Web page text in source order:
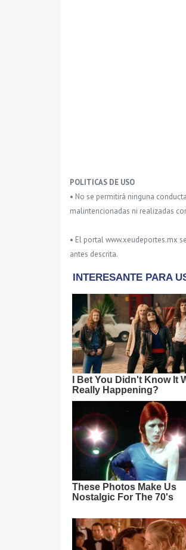
POLITICAS DE USO
• No se permitirá ninguna
malintencionadas ni realizadas
• El portal www.xeudeportes.mx
antes descrita.